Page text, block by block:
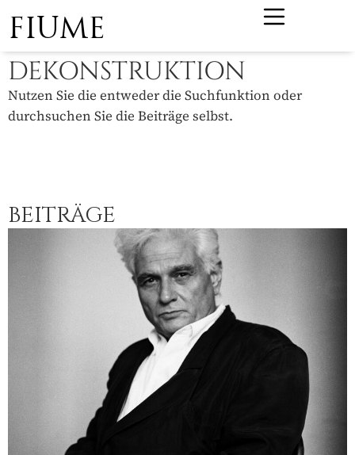
FIUME
DEKONSTRUKTION
Nutzen Sie die entweder die Suchfunktion oder
durchsuchen Sie die Beiträge selbst.
BEITRÄGE